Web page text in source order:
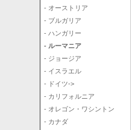
- オーストリア
- ブルガリア
- ハンガリー
- ルーマニア
- ジョージア
- イスラエル
- ドイツ->
- カリフォルニア
- オレゴン・ワシントン
- カナダ